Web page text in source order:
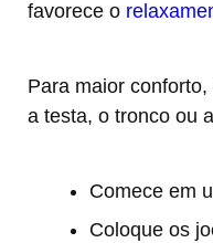
favorece o
Para maior
a testa, o tronco ou
Comece em
Coloque os